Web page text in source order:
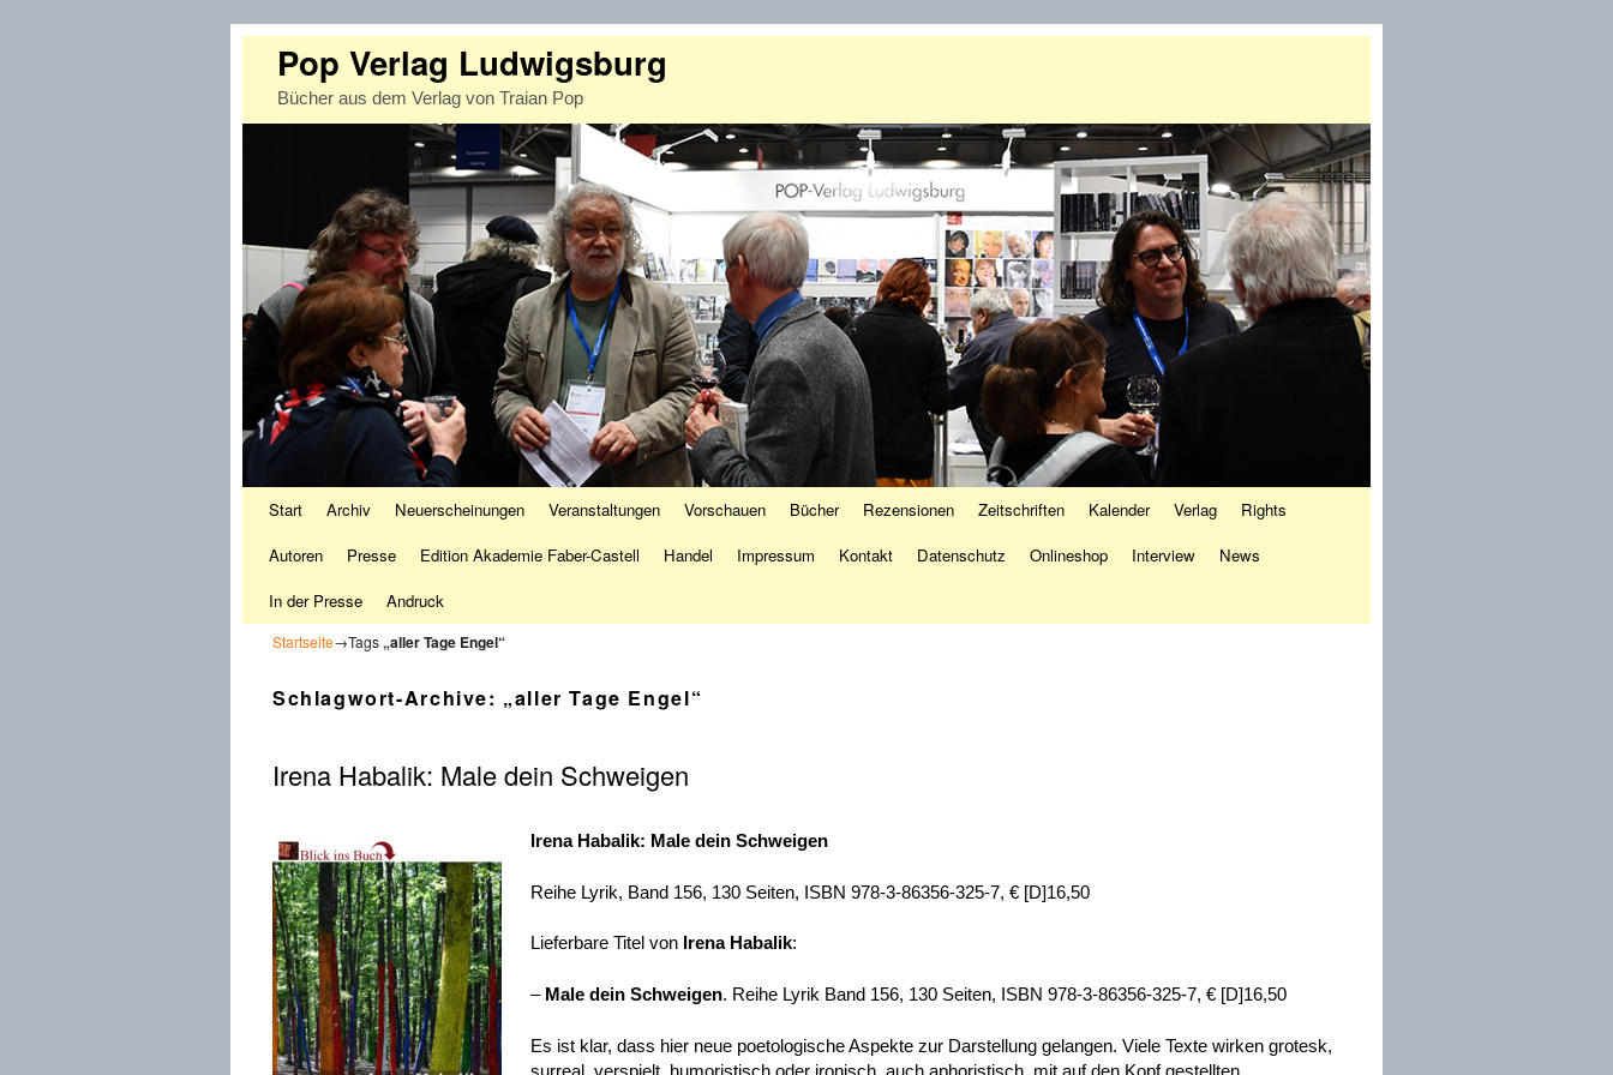
Pop Verlag Ludwigsburg
Bücher aus dem Verlag von Traian Pop
Start Archiv Neuerscheinungen Veranstaltungen Vorschauen Bücher Rezensionen Zeitschriften Kalender Verlag
Rights
Autoren
Presse Edition Akademie Faber-Castell Handel Impressum Kontakt Datenschutz Onlineshop Interview
News
In der Presse
Andruck
Startseite→Tags„aller Tage Engel“
Schlagwort-Archive: „aller Tage Engel“
Irena Habalik: Male dein Schweigen
Irena Habalik: Male dein Schweigen
Reihe Lyrik, Band 156, 130 Seiten, ISBN 978-3-86356-325-7, € [D]16,50
Lieferbare Titel von Irena Habalik:
– Male dein Schweigen. Reihe Lyrik Band 156, 130 Seiten, ISBN 978-3-86356-325-7, € [D]16,50
Es ist klar, dass hier neue poetologische Aspekte zur Darstellung gelangen. Viele Texte wirken grotesk,